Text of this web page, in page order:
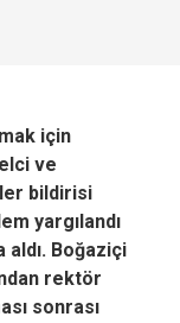
için
ve
bildirisi
yargılandı
aldı. Boğaziçi
rektör
sonrası